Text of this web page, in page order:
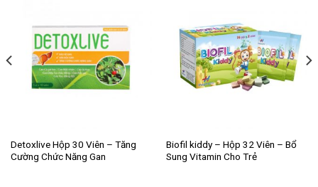
Detoxlive Hộp 30 Viên – Tăng
Cường Chức Năng Gan
Biofil kiddy – Hộp 32 Viên – Bổ
Sung Vitamin Cho Trẻ